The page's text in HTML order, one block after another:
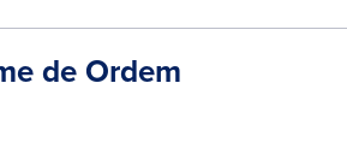
de Ordem